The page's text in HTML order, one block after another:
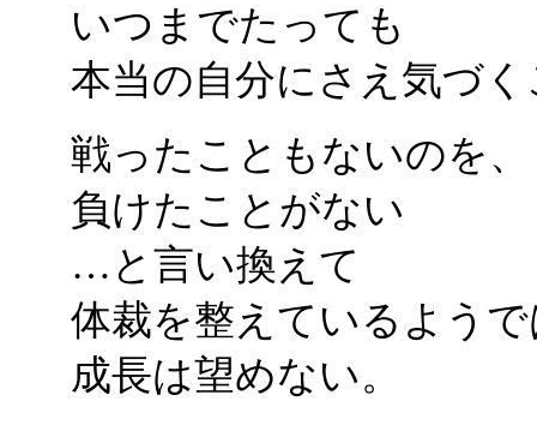
いつまでたっても
本当の自分にさえ気づ
戦ったこともないのを、
負けたことがない
…と言い換えて
体裁を整えているよう
成長は望めない。